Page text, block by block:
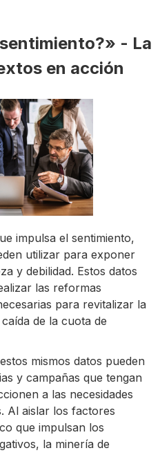
- La
en acción
impulsa el sentimiento,
utilizar para exponer
y debilidad. Estos datos
las reformas
para revitalizar la
de la cuota de
mismos datos pueden
y campañas que tengan
a las necesidades
Al aislar los factores
que impulsan los
la minería de